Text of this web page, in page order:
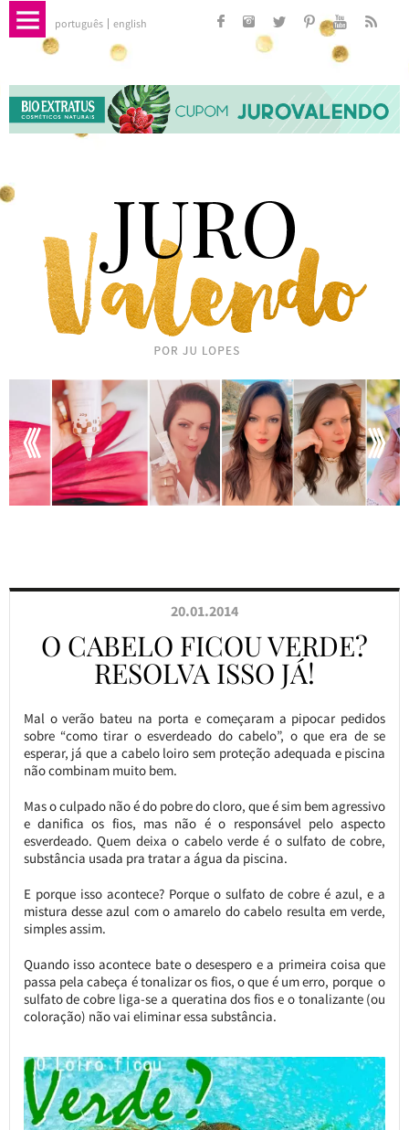
português english
20.01.2014
O CABELO FICOU VERDE?
RESOLVA ISSO JÁ!
Mal o verão bateu na porta e começaram a pipocar pedidos
sobre “como tirar o esverdeado do cabelo”, o que era de se
esperar, já que a cabelo loiro sem proteção adequada e piscina
não combinam muito bem.
Mas o culpado não é do pobre do cloro, que é sim bem agressivo
e danifica os fios, mas não é o responsável pelo aspecto
esverdeado. Quem deixa o cabelo verde é o sulfato de cobre,
substância usada pra tratar a água da piscina.
E porque isso acontece? Porque o sulfato de cobre é azul, e a
mistura desse azul com o amarelo do cabelo resulta em verde,
simples assim.
Quando isso acontece bate o desespero e a primeira coisa que
passa pela cabeça é tonalizar os fios, o que é um erro, porque o
sulfato de cobre liga-se a queratina dos fios e o tonalizante (ou
coloração) não vai eliminar essa substância.